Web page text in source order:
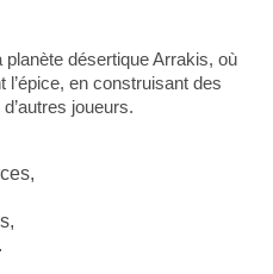
désertique Arrakis, où
en construisant des
joueurs.